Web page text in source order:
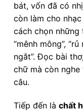
bát, vốn đã có
còn làm cho
cách chọn những
“mênh mông”, “rủ
ngắt”. Đọc bài
chữ mà còn
câu.
Tiếp đến là chất